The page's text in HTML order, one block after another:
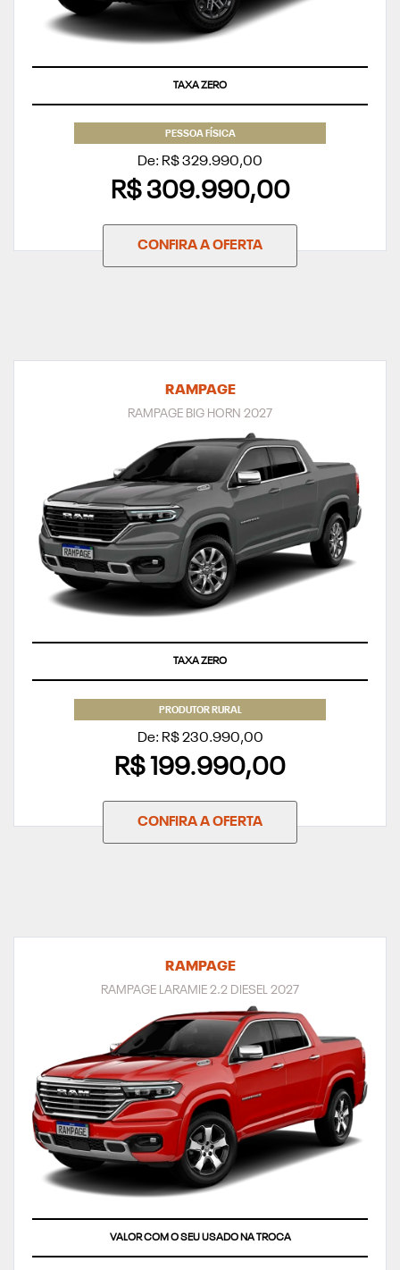
TAXA ZERO
PESSOA FÍSICA
De: R$ 329.990,00
R$ 309.990,00
CONFIRA A OFERTA
RAMPAGE
RAMPAGE BIG HORN 2027
TAXA ZERO
PRODUTOR RURAL
De: R$ 230.990,00
R$ 199.990,00
CONFIRA A OFERTA
RAMPAGE
RAMPAGE LARAMIE 2.2 DIESEL 2027
VALOR COM O SEU USADO NA TROCA